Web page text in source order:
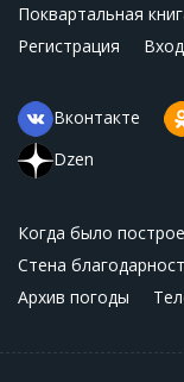
Поквартальная
Регистрация
Вконтакте
Dzen
Когда было
Стена
Архив погоды